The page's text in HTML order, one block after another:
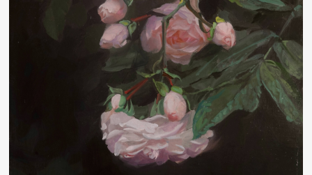
Контакты
Rakov
special